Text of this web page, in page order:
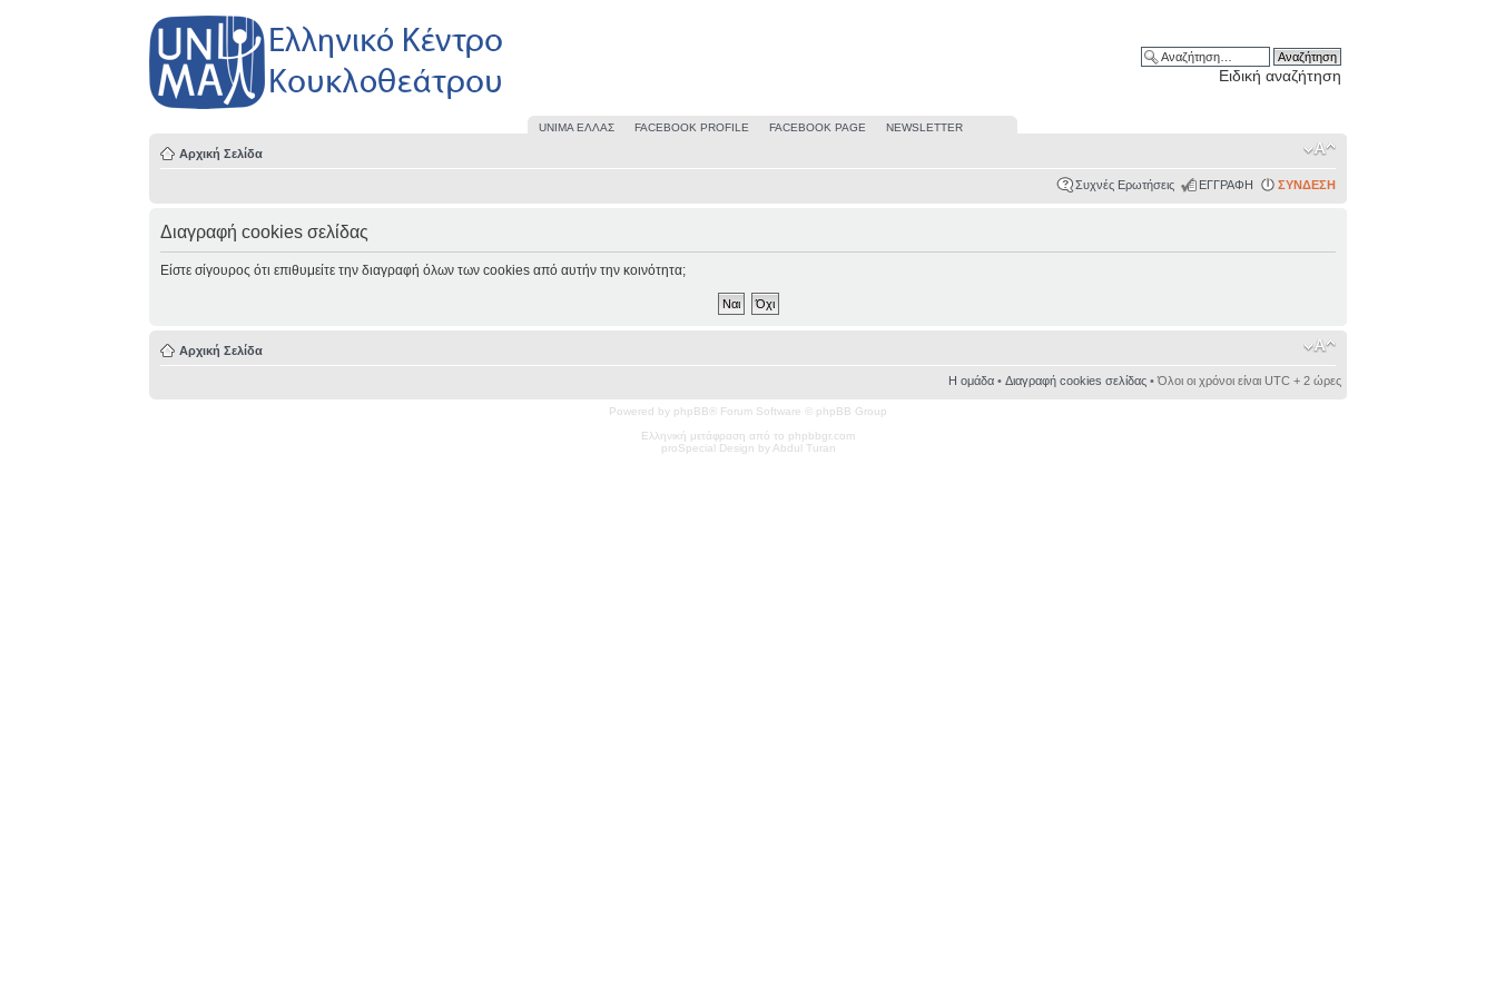
Ειδική αναζήτηση
UΝΙΜΑ ΕΛΛΑΣ FACEBOOK PROFILE FACEBOOK PAGE NEWSLETTER
Αρχική Σελίδα
Συχνές Ερωτήσεις ΕΓΓΡΑΦΗ ΣΥΝΔΕΣΗ
Διαγραφή cookies σελίδας
Είστε σίγουρος ότι επιθυμείτε την διαγραφή όλων των cookies από αυτήν την κοινότητα;
Αρχική Σελίδα
Η ομάδα• Διαγραφή cookies σελίδας• Όλοι οι χρόνοι είναι UTC + 2 ώρες
Powered by phpBB® Forum Software © phpBB Group
Ελληνική μετάφραση από το phpbbgr.com
proSpecial Design by Abdul Turan